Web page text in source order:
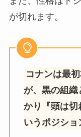
が切れます。
コナンは最
が、黒の組
かり『頭は切
いうポジショ